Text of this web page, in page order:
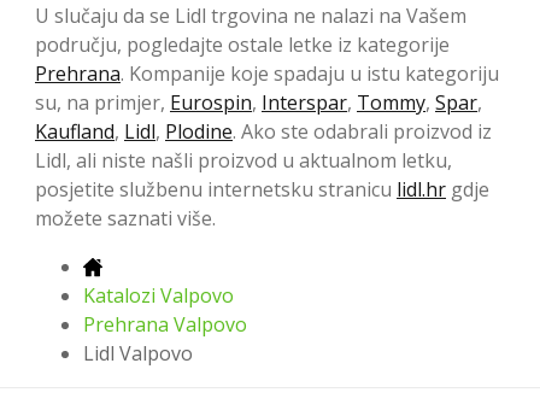
U slučaju da se Lidl trgovina ne nalazi na Vašem
području, pogledajte ostale letke iz kategorije
Prehrana. Kompanije koje spadaju u istu kategoriju
su, na primjer, Eurospin, Interspar, Tommy, Spar,
Kaufland, Lidl, Plodine. Ako ste odabrali proizvod iz
Lidl, ali niste našli proizvod u aktualnom letku,
posjetite službenu internetsku stranicu lidl.hr gdje
možete saznati više.
Katalozi Valpovo
Prehrana Valpovo
Lidl Valpovo